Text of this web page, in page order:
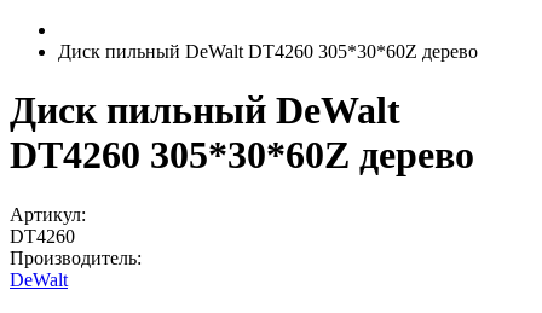
Диск пильный DeWalt DT4260 305*30*60Z дерево
Диск пильный DeWalt
DT4260 305*30*60Z дерево
Артикул:
DT4260
Производитель:
DeWalt